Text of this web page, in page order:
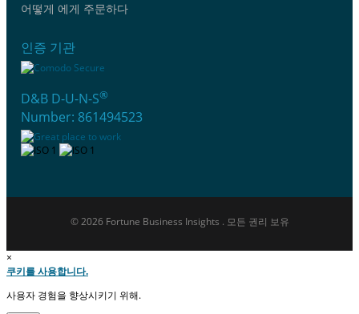
어떻게 에게 주문하다
인증 기관
D&B D-U-N-S®
Number: 861494523
© 2026 Fortune Business Insights . 모든 권리 보유
×
쿠키를 사용합니다.
사용자 경험을 향상시키기 위해.